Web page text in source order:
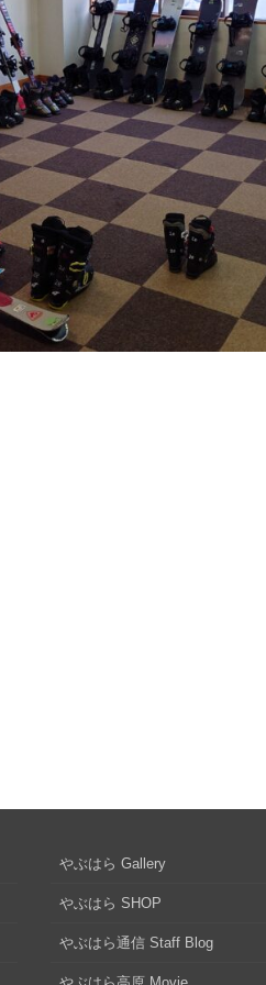
やぶはら Gallery
やぶはら SHOP
やぶはら通信 Staff Blog